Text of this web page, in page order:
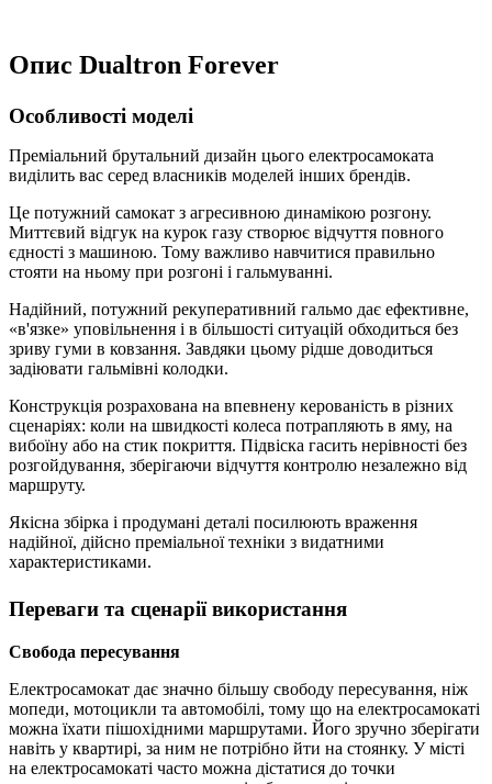
Опис Dualtron Forever
Особливості моделі
Преміальний брутальний дизайн цього електросамоката
виділить вас серед власників моделей інших брендів.
Це потужний самокат з агресивною динамікою розгону.
Миттєвий відгук на курок газу створює відчуття повного
єдності з машиною. Тому важливо навчитися правильно
стояти на ньому при розгоні і гальмуванні.
Надійний, потужний рекуперативний гальмо дає ефективне,
«в'язке» уповільнення і в більшості ситуацій обходиться без
зриву гуми в ковзання. Завдяки цьому рідше доводиться
задіювати гальмівні колодки.
Конструкція розрахована на впевнену керованість в різних
сценаріях: коли на швидкості колеса потрапляють в яму, на
вибоїну або на стик покриття. Підвіска гасить нерівності без
розгойдування, зберігаючи відчуття контролю незалежно від
маршруту.
Якісна збірка і продумані деталі посилюють враження
надійної, дійсно преміальної техніки з видатними
характеристиками.
Переваги та сценарії використання
Свобода пересування
Електросамокат дає значно більшу свободу пересування, ніж
мопеди, мотоцикли та автомобілі, тому що на електросамокаті
можна їхати пішохідними маршрутами. Його зручно зберігати
навіть у квартирі, за ним не потрібно йти на стоянку. У місті
на електросамокаті часто можна дістатися до точки